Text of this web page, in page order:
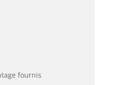
fournis